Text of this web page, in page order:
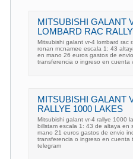
MITSUBISHI GALANT
LOMBARD RAC RALLY
Mitsubishi galant vr-4 lombard rac
ronan mcnamee escala 1: 43
en mano 26 euros gastos de
transferencia o ingreso en cuenta
MITSUBISHI GALANT
RALLYE 1000 LAKES
Mitsubishi galant vr-4 rallye 1000
billstam escala 1: 43 de altaya en
mano 21 euros gastos de envio
transferencia o ingreso en cuenta
telegram